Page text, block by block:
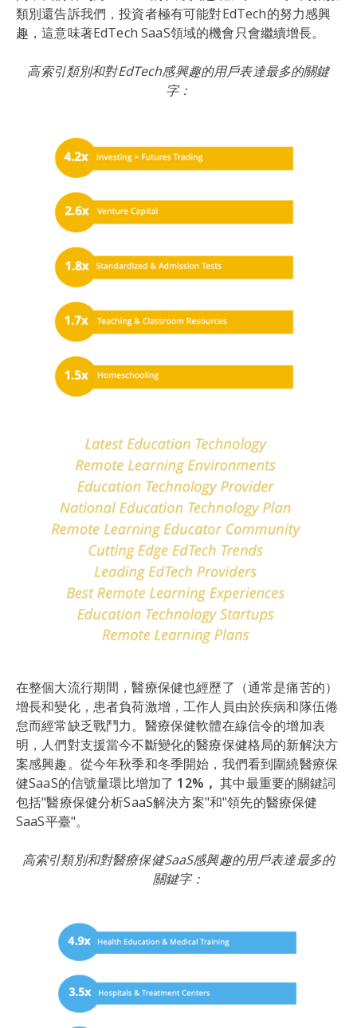
類別還告訴我們，投資者極有可能對EdTech的努力感興
趣，這意味著EdTech SaaS領域的機會只會繼續增長。
高索引類別和對EdTech感興趣的用戶表達最多的關鍵
字：
在整個大流行期間，醫療保健也經歷了（通常是痛苦的）
增長和變化，患者負荷激增，工作人員由於疾病和隊伍倦
怠而經常缺乏戰鬥力。醫療保健軟體在線信令的增加表
明，人們對支援當今不斷變化的醫療保健格局的新解決方
案感興趣。從今年秋季和冬季開始，我們看到圍繞醫療保
健SaaS的信號量環比增加了 12%， 其中最重要的關鍵詞
包括"醫療保健分析SaaS解決方案"和"領先的醫療保健
SaaS平臺"。
高索引類別和對醫療保健SaaS感興趣的用戶表達最多的
關鍵字：